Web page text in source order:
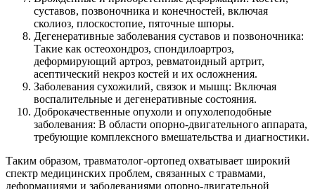
суставов, позвоночника и конечностей, включая
сколиоз, плоскостопие, пяточные шпоры.
Дегенеративные заболевания суставов и позвоночника:
Такие как остеохондроз, спондилоартроз,
деформирующий артроз, ревматоидный артрит,
асептический некроз костей и их осложнения.
Заболевания сухожилий, связок и мышц: Включая
воспалительные и дегенеративные состояния.
Доброкачественные опухоли и опухолеподобные
заболевания: В области опорно-двигательного аппарата,
требующие комплексного вмешательства и диагностики.
Таким образом, травматолог-ортопед охватывает широкий
спектр медицинских проблем, связанных с травмами,
деформациями и заболеваниями опорно-двигательной